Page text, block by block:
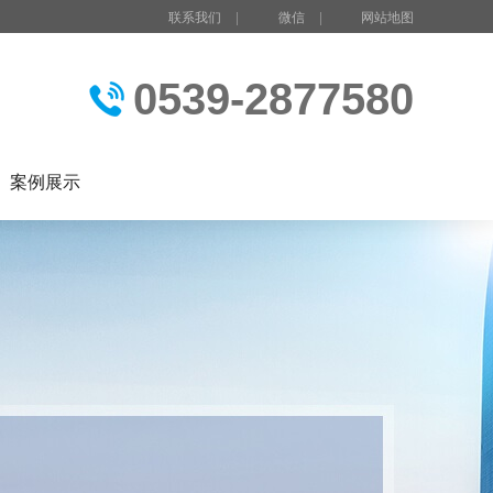
联系我们 | 微信 | 网站地图
0539-2877580
案例展示